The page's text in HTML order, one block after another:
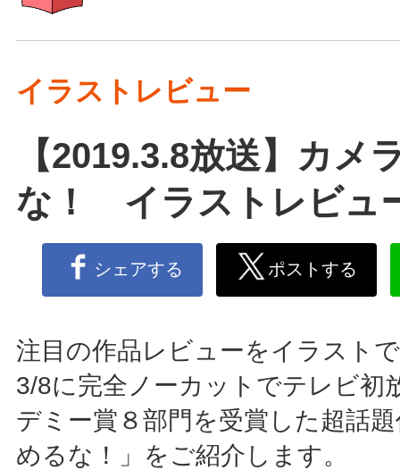
イラストレビュー
【2019.3.8放送】カメ
な！ イラストレビュ
シェアする ポストする
注目の作品レビューをイラスト
3/8に完全ノーカットでテレビ初
デミー賞８部門を受賞した超話
めるな！」をご紹介します。